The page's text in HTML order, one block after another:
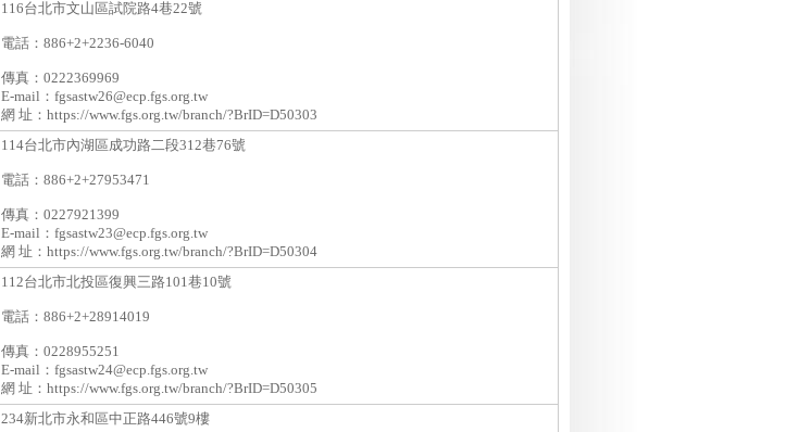
116台北市文山區試院路4巷22號
電話： 886+2+2236-6040
傳真： 0222369969
E-mail： fgsastw26@ecp.fgs.org.tw
網 址： https://www.fgs.org.tw/branch/?BrID=D50303
114台北市內湖區成功路二段312巷76號
電話： 886+2+27953471
傳真： 0227921399
E-mail： fgsastw23@ecp.fgs.org.tw
網 址： https://www.fgs.org.tw/branch/?BrID=D50304
112台北市北投區復興三路101巷10號
電話： 886+2+28914019
傳真： 0228955251
E-mail： fgsastw24@ecp.fgs.org.tw
網 址： https://www.fgs.org.tw/branch/?BrID=D50305
234新北市永和區中正路446號9樓